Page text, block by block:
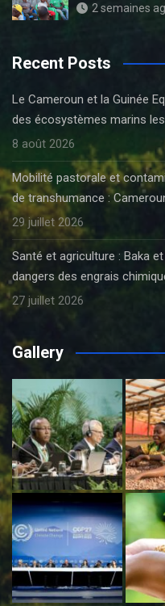
2 semaines
Recent Posts
Le Cameroun et la Guinée
des écosystèmes marins
8 août 2026
Mobilité pastorale et
de transhumance :
29 juillet 2026
Santé et agriculture : Baka
dangers des engrais
27 juillet 2026
Gallery